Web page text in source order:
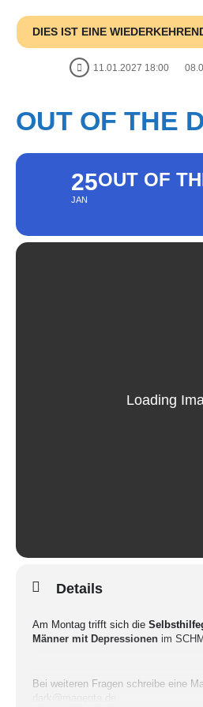
DIES IST EINE
11.01.2027 18:00
OUT OF THE
25
JAN
OUT OF
Details
Am Montag trifft sich die
Männer mit Depressionen im
Bei weiteren Fragen schreibe eine